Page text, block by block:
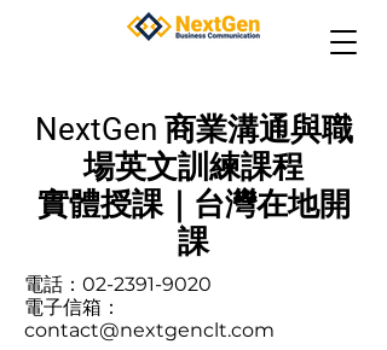
NextGen 商業溝通與職
場英文訓練課程
實體授課｜台灣在地開
課
電話：02-2391-9020
電子信箱：
contact@nextgenclt.com